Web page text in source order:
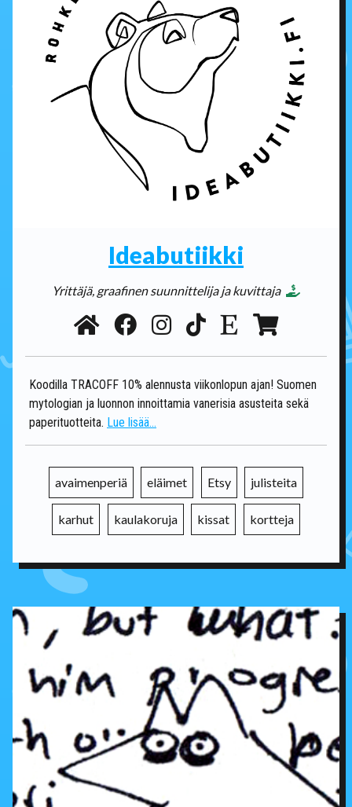
Ideabutiikki
Yrittäjä, graafinen suunnittelija ja kuvittaja
Koodilla TRACOFF 10% alennusta viikonlopun ajan! Suomen
mytologian ja luonnon innoittamia vanerisia asusteita sekä
paperituotteita. Lue lisää...
avaimenperiä eläimet Etsy julisteita
karhut kaulakoruja kissat kortteja